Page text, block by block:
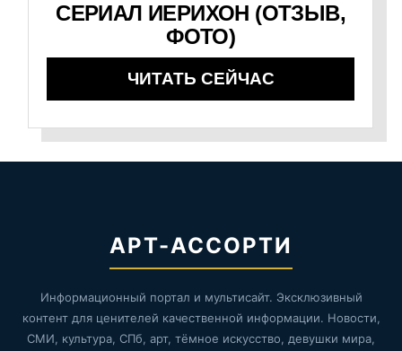
СЕРИАЛ ИЕРИХОН (ОТЗЫВ,
ФОТО)
ЧИТАТЬ СЕЙЧАС
АРТ-АССОРТИ
Информационный портал и мультисайт. Эксклюзивный
контент для ценителей качественной информации. Новости,
СМИ, культура, СПб, арт, тёмное искусство, девушки мира,